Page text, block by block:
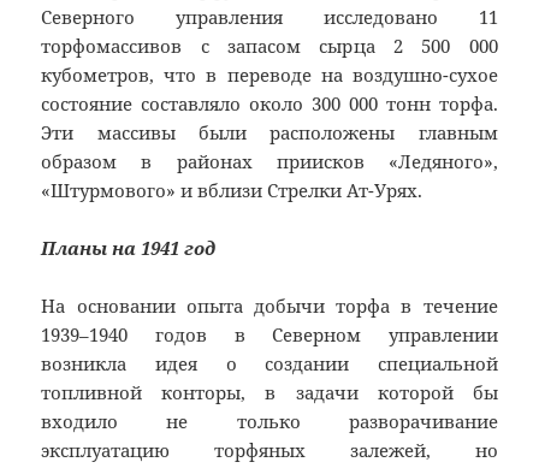
Северного управления исследовано 11
торфомассивов с запасом сырца 2 500 000
кубометров, что в переводе на воздушно-сухое
состояние составляло около 300 000 тонн торфа.
Эти массивы были расположены главным
образом в районах приисков «Ледяного»,
«Штурмового» и вблизи Стрелки Ат-Урях.
Планы на 1941 год
На основании опыта добычи торфа в течение
1939–1940 годов в Северном управлении
возникла идея о создании специальной
топливной конторы, в задачи которой бы
входило не только разворачивание
эксплуатацию торфяных залежей, но